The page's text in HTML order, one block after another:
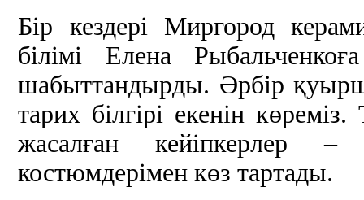
Бір кездері Миргород
білімі Елена
шабыттандырды. Әрбір
тарих білгірі екенін
жасалған кейіпкерлер –
костюмдерімен көз тартады.